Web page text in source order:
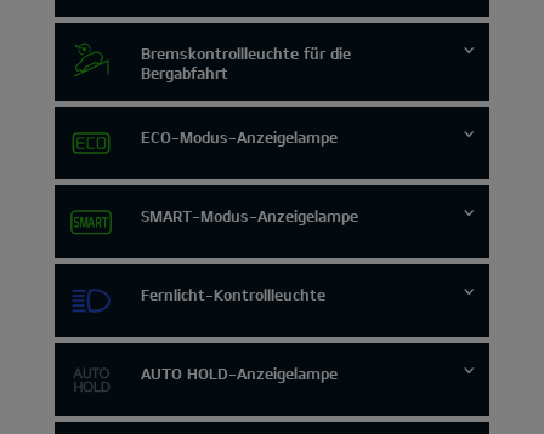
Bremskontrollleuchte für die
Bergabfahrt
ECO-Modus-Anzeigelampe
SMART-Modus-Anzeigelampe
Fernlicht-Kontrollleuchte
AUTO HOLD-Anzeigelampe